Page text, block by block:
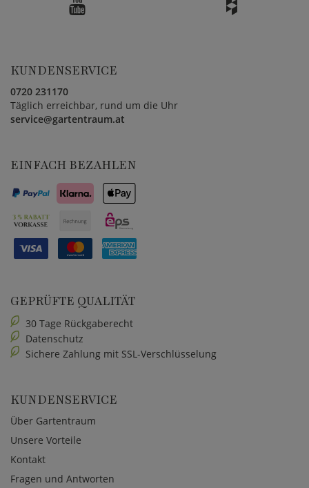
KUNDENSERVICE
0720 231170
Täglich erreichbar, rund um die Uhr
service@gartentraum.at
EINFACH BEZAHLEN
GEPRÜFTE QUALITÄT
30 Tage Rückgaberecht
Datenschutz
Sichere Zahlung mit SSL-Verschlüsselung
KUNDENSERVICE
Über Gartentraum
Unsere Vorteile
Kontakt
Fragen und Antworten